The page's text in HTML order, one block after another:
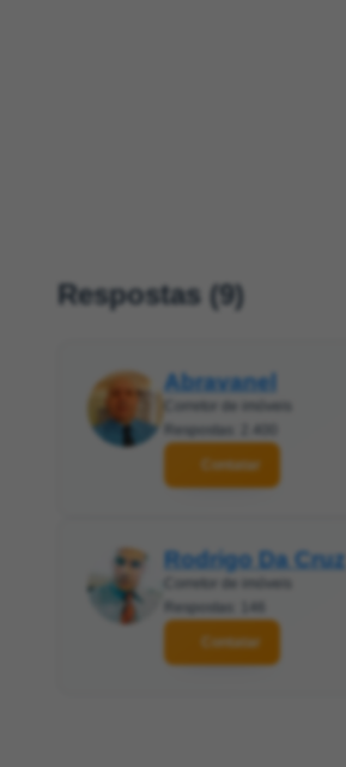
Respostas (9)
Abravanel
Contatar
Rodrigo Da Cruz
Contatar